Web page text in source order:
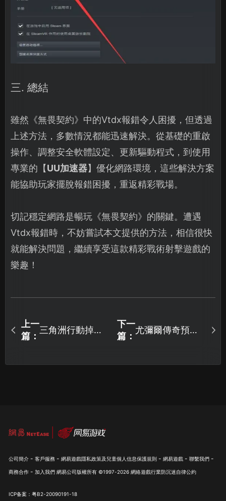
三. 總結
雖然《無畏契約》中的Vtdx報錯令人困擾，但透過
上述方法，多數情況都能迅速解決。從基礎的重啟
操作、調整安全軟體設定、更新驅動程式，到使用
專業的【UU加速器】優化網路環境，這些解決方案
能協助玩家擺脫報錯困擾，重返精彩戰場。
切記穩定網路是暢玩《無畏契約》的關鍵。遭遇
Vtdx報錯時，不妨嘗試本文提供的方法，相信很快
就能解決問題，繼續享受這款精彩戰術射擊遊戲的
樂趣！
上一
篇：
三角洲行動掉線
下一
篇：
尤彌爾傳奇預下
公司簡介 - 客戶服務 - 網易遊戲隱私政策及兒童個人信息保護規則 - 網易遊戲 - 聯繫我們 -
商務合作 - 加入我們 網易公司版權所有 ©1997-2026 網絡遊戲行業防沉迷自律公約
ICP备案：粤B2-20090191-18